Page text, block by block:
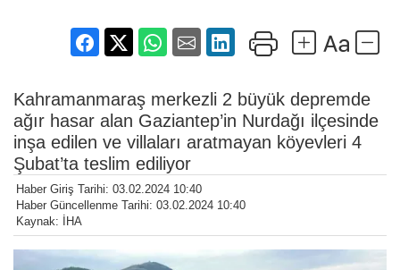
Kahramanmaraş merkezli 2 büyük depremde
ağır hasar alan Gaziantep’in Nurdağı ilçesinde
inşa edilen ve villaları aratmayan köyevleri 4
Şubat’ta teslim ediliyor
Haber Giriş Tarihi: 03.02.2024 10:40
Haber Güncellenme Tarihi: 03.02.2024 10:40
Kaynak: İHA